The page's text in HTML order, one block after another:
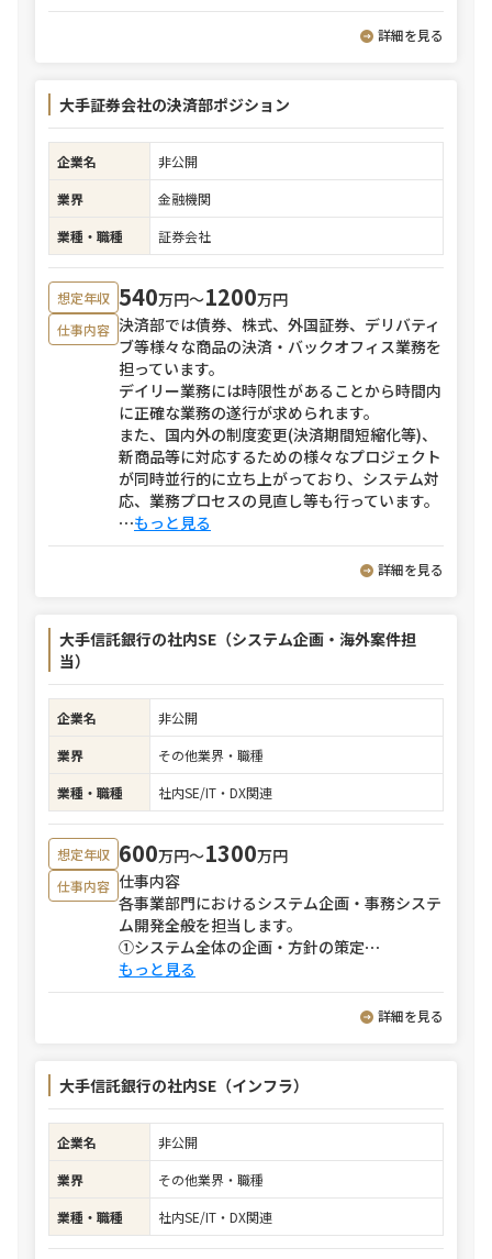
詳細を見る
大手証券会社の決済部ポジション
企業名
非公開
業界
金融機関
業種・職種
証券会社
想定年収 540万円〜1200万円
仕事内容 決済部では債券、株式、外国証券、デリバティ
ブ等様々な商品の決済・バックオフィス業務を
担っています。
デイリー業務には時限性があることから時間内
に正確な業務の遂行が求められます。
また、国内外の制度変更(決済期間短縮化等)、
新商品等に対応するための様々なプロジェクト
が同時並行的に立ち上がっており、システム対
応、業務プロセスの見直し等も行っています。
⋯もっと見る
詳細を見る
大手信託銀行の社内SE（システム企画・海外案件担
当）
企業名
非公開
業界
その他業界・職種
業種・職種
社内SE/IT・DX関連
想定年収 600万円〜1300万円
仕事内容 仕事内容
各事業部門におけるシステム企画・事務システ
ム開発全般を担当します。
①システム全体の企画・方針の策定⋯
もっと見る
詳細を見る
大手信託銀行の社内SE（インフラ）
企業名
非公開
業界
その他業界・職種
業種・職種
社内SE/IT・DX関連